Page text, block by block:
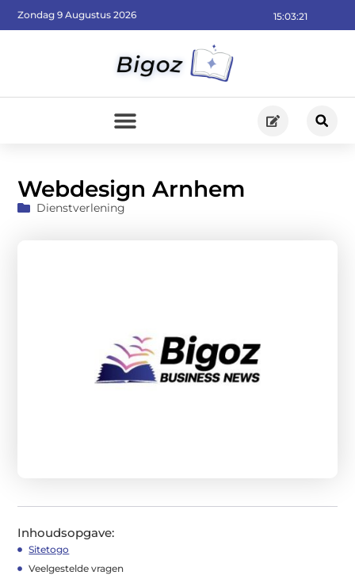
15:03:22
Zondag 9 Augustus 2026
Webdesign Arnhem
Dienstverlening
Inhoudsopgave:
Sitetogo
Veelgestelde vragen